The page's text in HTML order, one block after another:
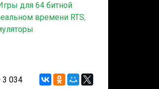
для 64 битной
времени RTS,
3 034